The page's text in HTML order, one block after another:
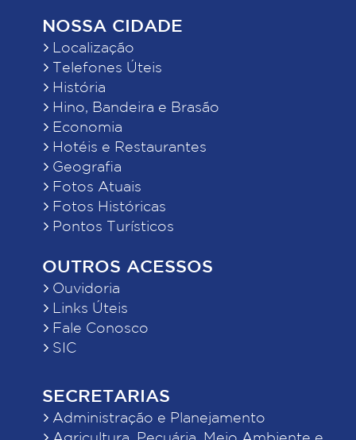
NOSSA CIDADE
Localização
Telefones Úteis
História
Hino, Bandeira e Brasão
Economia
Hotéis e Restaurantes
Geografia
Fotos Atuais
Fotos Históricas
Pontos Turísticos
OUTROS ACESSOS
Ouvidoria
Links Úteis
Fale Conosco
SIC
SECRETARIAS
Administração e Planejamento